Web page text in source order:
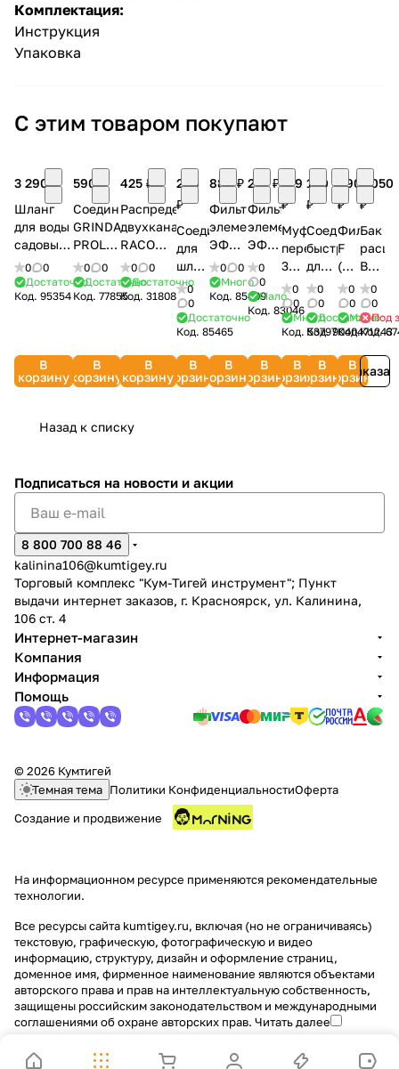
Комплектация:
Инструкция
Упаковка
С этим товаром покупают
3 290 ₽
Шланг
для воды
садовый
50 м,
3/4''
(ПВХ,
Acquamarina
246-821
0
0
Достаточно
Код. 95354
В
корзину
590 ₽
Соединитель
GRINDA
PROLine
BC-12A,
1/2'',
латунный,
426129_z02
0
0
Достаточно
Код. 77855
В
корзину
425 ₽
Распределитель
двухканальный
RACO
Original
(резьба
внешняя-
наконечник)
55255С
0
0
Достаточно
Код.31808
В
корзину
200
₽
Соединитель
для
шланга
1/2''
(латунный)
PALISAD
65708
0
0
Достаточно
Код. 85465
В
корзину
880 ₽
Фильтрующий
элемент
ЭФН
112/250-
10мкм
10 ББ
ДЖИЛЕКС
1336
0
0
Много
Код. 85409
В
корзину
210 ₽
Фильтрующий
элемент
ЭФГ
60/250-
20мкм
ДЖИЛЕКС
1335
0
0
Мало
Код. 83046
В
корзину
129
₽
Муфта
переходная
32х1''
П
ДЖИЛЕКС
9135
0
0
Много
Код.53797
В
корзину
100
₽
Соединитель
для
шланга
3/4
ВИХРЬ
0
0
Достаточно
Код.90404
В
корзину
690
₽
Фильтр
F
(для
Jet
F,
HWF)
AL-
KO
112549
0
0
Мало
Код.71243
В
корзину
2 050
₽
Бак
В
10
7810
0
0
Под
Код.
Назад к списку
Подписаться на новости и акции
8 800 700 88 46
kalinina106@kumtigey.ru
Торговый комплекс "Кум-Тигей инструмент"; Пункт
выдачи интернет заказов, г. Красноярск, ул. Калинина,
106 ст. 4
Интернет-магазин
Компания
Информация
Помощь
© 2026 Кумтигей
Темная тема Политики КонфиденциальностиОферта
Создание и продвижение
На информационном ресурсе применяются рекомендательные
технологии.
Все ресурсы сайта kumtigey.ru, включая (но не ограничиваясь)
текстовую, графическую, фотографическую и видео
информацию, структуру, дизайн и оформление страниц,
доменное имя, фирменное наименование являются объектами
авторского права и прав на интеллектуальную собственность,
защищены российским законодательством и международными
соглашениями об охране авторских прав. Читать далее